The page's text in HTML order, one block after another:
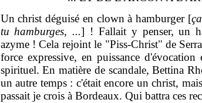
Un christ déguisé en clown à hamburger [
tu hamburges, ...] ! Fallait y penser, un
azyme ! Cela rejoint le "Piss-Christ" de
force expressive, en puissance
spirituel. En matière de scandale, Bettina
un autre temps : c'était encore un christ,
passait je crois à Bordeaux. Qui battra ces